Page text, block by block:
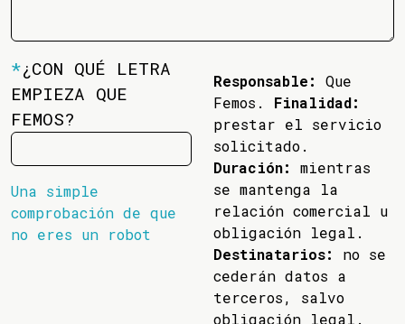
*¿CON QUÉ LETRA
EMPIEZA QUE
FEMOS?
Una simple
comprobación de que
no eres un robot
Responsable:
Que
Femos. Finalidad:
prestar el servicio
solicitado.
Duración:
mientras
se mantenga la
relación comercial u
obligación legal.
Destinatarios:
no se
cederán datos a
terceros, salvo
obligación legal.